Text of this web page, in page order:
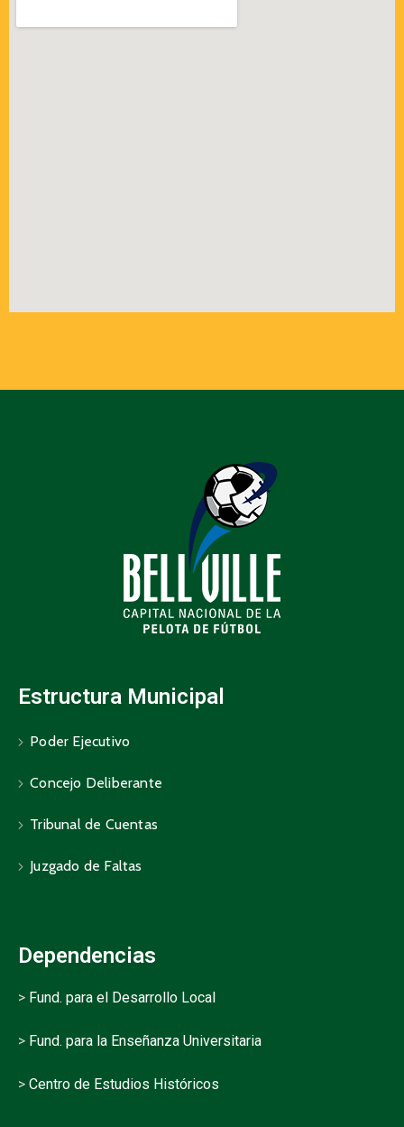
Estructura Municipal
Poder Ejecutivo
Concejo Deliberante
Tribunal de Cuentas
Juzgado de Faltas
Dependencias
> Fund. para el Desarrollo Local
> Fund. para la Enseñanza Universitaria
> Centro de Estudios Históricos